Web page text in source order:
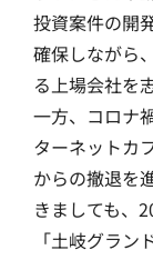
投資案件の開
確保しながら
る上場会社を
一方、コロナ
ターネットカ
からの撤退を
きましても、
「土岐グラン